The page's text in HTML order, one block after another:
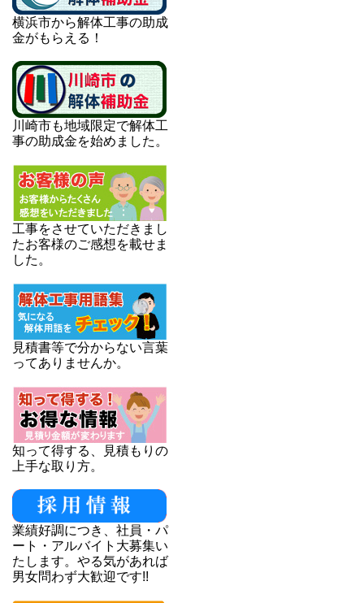
横浜市から解体工事の助成
金がもらえる！
川崎市も地域限定で解体工
事の助成金を始めました。
工事をさせていただきまし
たお客様のご感想を載せま
した。
見積書等で分からない言葉
ってありませんか。
知って得する、見積もりの
上手な取り方。
業績好調につき、社員・パ
ート・アルバイト大募集い
たします。やる気があれば
男女問わず大歓迎です!!